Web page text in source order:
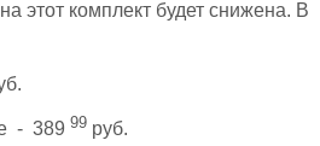
этот комплект будет снижена. В
- 389 99руб.